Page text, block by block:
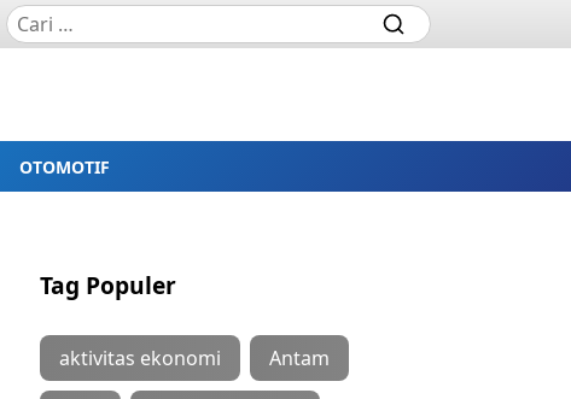
OTOMOTIF
Tag Populer
aktivitas ekonomi Antam